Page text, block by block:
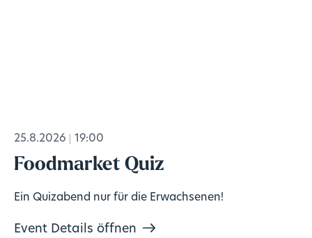
25.8.2026 19:00
Foodmarket Quiz
Ein Quizabend nur für die Erwachsenen!
Event Details öffnen